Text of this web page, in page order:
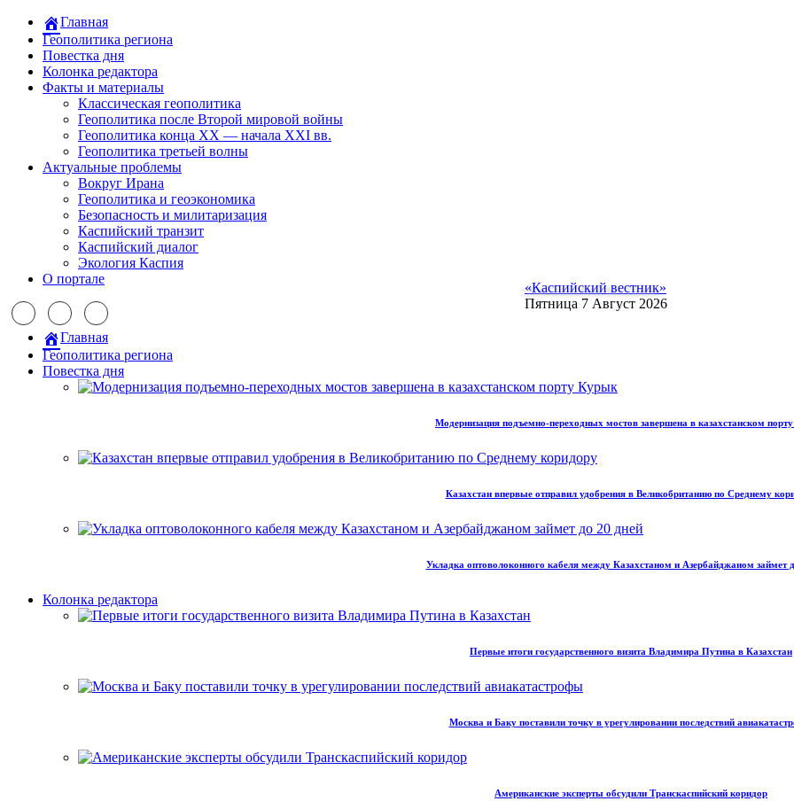
Главная
Геополитика региона
Повестка дня
Колонка редактора
Факты и материалы
Классическая геополитика
Геополитика после Второй мировой войны
Геополитика конца XX — начала XXI вв.
Геополитика третьей волны
Актуальные проблемы
Вокруг Ирана
Геополитика и геоэкономика
Безопасность и милитаризация
Каспийский транзит
Каспийский диалог
Экология Каспия
О портале
«Каспийский вестник»
Пятница 7 Август 2026
Главная
Геополитика региона
Повестка дня
Модернизация подъемно-переходных мостов завершена в казахстанском
Казахстан впервые отправил удобрения в Великобританию по Среднему
Укладка оптоволоконного кабеля между Казахстаном и Азербайджаном займет
Колонка редактора
Первые итоги государственного визита Владимира Путина в Казахстан
Москва и Баку поставили точку в урегулировании последствий
Американские эксперты обсудили Транскаспийский коридор